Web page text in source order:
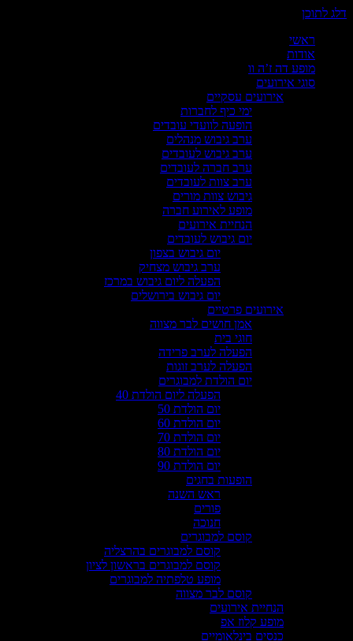
לתוכן
ראשי
אודות
מופע דה ז’ה וו
סוגי אירועים
אירועים עסקיים
ימי כיף לחברות
הופעה לוועדי עובדים
ערב גיבוש מנהלים
ערב גיבוש לעובדים
ערב חברה לעובדים
ערב צוות לעובדים
גיבוש צוות מורים
מופע לאירוע חברה
הנחיית אירועים
יום גיבוש לעובדים
יום גיבוש בצפון
ערב גיבוש מצחיק
הפעלה ליום גיבוש במרכז
יום גיבוש בירושלים
אירועים פרטיים
אמן חושים לבר מצווה
חוגי בית
הפעלה לערב פרידה
הפעלה לערב זוגות
יום הולדת למבוגרים
הפעלה ליום הולדת 40
יום הולדת 50
יום הולדת 60
יום הולדת 70
יום הולדת 80
יום הולדת 90
הופעות בחגים
ראש השנה
פורים
חנוכה
קוסם למבוגרים
קוסם למבוגרים בהרצליה
קוסם למבוגרים בראשון לציון
מופע טלפתיה למבוגרים
קוסם לבר מצווה
הנחיית אירועים
מופע קלוז אפ
כנסים בינלאומיים